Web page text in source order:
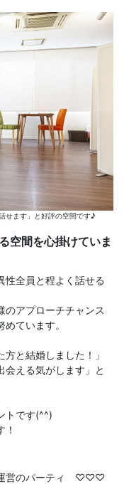
せます」と好評の空間です♪
空間を心掛けていま
性全員と程よく話せる
のアプローチチャンス
ています。
と結婚しました！」
会える気がします」と
トです(^^)
営のパーティ ♡♡♡